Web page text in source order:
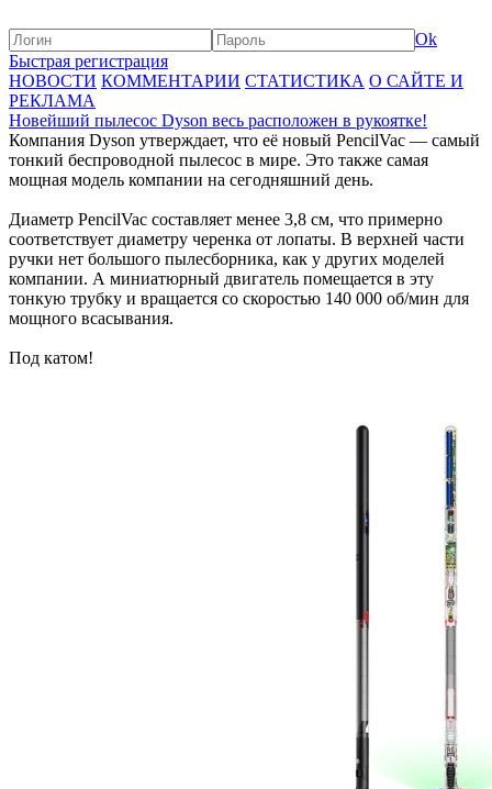
Ok
Быстрая регистрация
НОВОСТИ КОММЕНТАРИИ СТАТИСТИКА О САЙТЕ И
РЕКЛАМА
Новейший пылесос Dyson весь расположен в рукоятке!
Компания Dyson утверждает, что её новый PencilVac — самый
тонкий беспроводной пылесос в мире. Это также самая
мощная модель компании на сегодняшний день.
Диаметр PencilVac составляет менее 3,8 см, что примерно
соответствует диаметру черенка от лопаты. В верхней части
ручки нет большого пылесборника, как у других моделей
компании. А миниатюрный двигатель помещается в эту
тонкую трубку и вращается со скоростью 140 000 об/мин для
мощного всасывания.
Под катом!